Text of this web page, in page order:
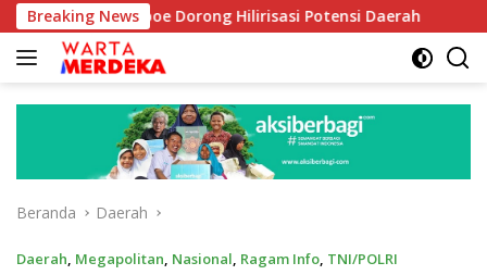
Langsung
ke
konten
Breaking News
Aboe Dorong Hilirisasi Potensi Daerah DPR Dorong
Beranda Daerah
Daerah, Megapolitan, Nasional, Ragam Info, TNI/POLRI